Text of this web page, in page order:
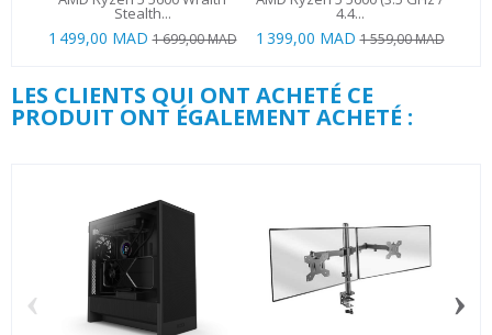
Stealth...
1 499,00 MAD 1 699,00 MAD
4.4...
1 399,00 MAD 1 559,00 MAD
LES CLIENTS QUI ONT ACHETÉ CE
PRODUIT ONT ÉGALEMENT ACHETÉ :
‹ ›